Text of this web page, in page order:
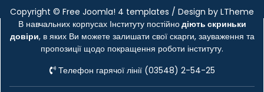
Copyright © Free Joomla! 4 templates / Design by LTheme
В навчальних корпусах Інституту постійнодіють скриньки
довіри, в яких Ви можете залишати свої скарги, зауваження та
пропозиції щодо покращення роботи інституту.
Телефон гарячої лінії (03548) 2-54-25